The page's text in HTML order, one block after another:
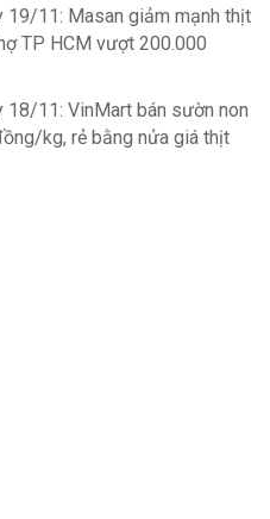
19/11: Masan giảm mạnh thịt
TP HCM vượt 200.000
18/11: VinMart bán sườn non
kg, rẻ bằng nửa giá thịt